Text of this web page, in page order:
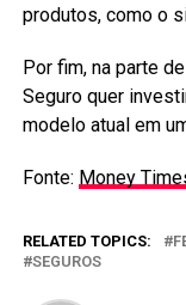
produtos, como o
Por fim, na parte
Seguro quer
modelo atual em
Fonte: Money
RELATED TOPICS:
SEGUROS